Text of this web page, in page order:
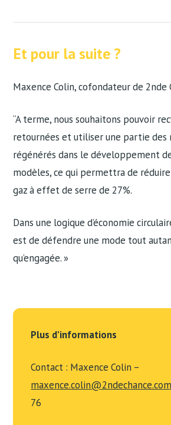
Et pour la suite ?
Maxence Colin, cofondateur de 2nde
“A terme, nous souhaitons pouvoir
retournées et utiliser une partie des
régénérés dans le développement
modèles, ce qui permettra de
gaz à effet de serre de 27%.
Dans une logique d’économie
est de défendre une mode tout
qu’engagée. »
Plus d’informations
Contact : Maxence Colin –
maxence.colin@2ndechance.com
76